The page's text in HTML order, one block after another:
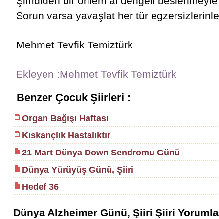
Sorun varsa yavaşlat her tür
Mehmet Tevfik Temiztürk
Ekleyen :Mehmet Tevfik Temiztürk
Benzer Çocuk Şiirleri :
Organ Bağışı Haftası
Kıskançlık Hastalıktır
21 Mart Dünya Down Sendromu Günü
Dünya Yürüyüş Günü, Şiiri
Hedef 36
Dünya Alzheimer Günü, Şiiri Şiiri